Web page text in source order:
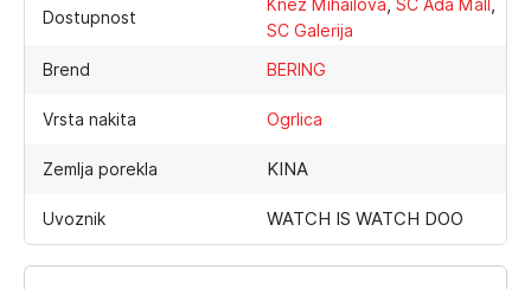
Dostupnost
Knez Mihailova, SC Ada Mall ,
SC Galerija
Brend BERING
Vrsta nakita Ogrlica
Zemlja porekla KINA
Uvoznik WATCH IS WATCH DOO